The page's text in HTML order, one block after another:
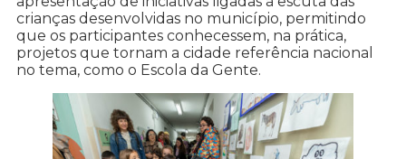
crianças desenvolvidas no município, permitindo
que os participantes conhecessem, na prática,
projetos que tornam a cidade referência nacional
no tema, como o Escola da Gente.